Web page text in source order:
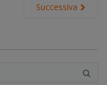
Successiva